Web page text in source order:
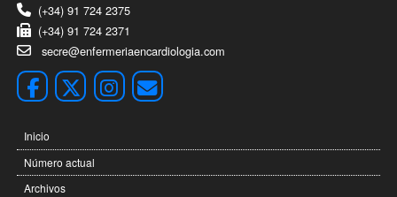
(+34) 91 724 2375
(+34) 91 724 2371
secre@enfermeriaencardiologia.com
Inicio
Número actual
Archivos